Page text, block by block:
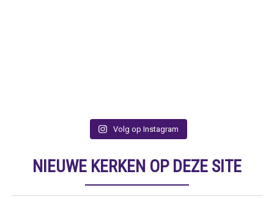
Volg op Instagram
NIEUWE KERKEN OP DEZE SITE